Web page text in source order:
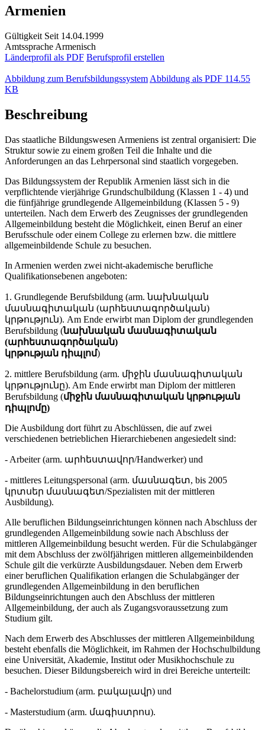
Armenien
Gültigkeit Seit 14.04.1999
Amtssprache Armenisch
Länderprofil als PDF Berufsprofil erstellen
Abbildung zum Berufsbildungssystem Abbildung als PDF 114.55
KB
Beschreibung
Das staatliche Bildungswesen Armeniens ist zentral organisiert: Die
Struktur sowie zu einem großen Teil die Inhalte und die
Anforderungen an das Lehrpersonal sind staatlich vorgegeben.
Das Bildungssystem der Republik Armenien lässt sich in die
verpflichtende vierjährige Grundschulbildung (Klassen 1 - 4) und
die fünfjährige grundlegende Allgemeinbildung (Klassen 5 - 9)
unterteilen. Nach dem Erwerb des Zeugnisses der grundlegenden
Allgemeinbildung besteht die Möglichkeit, einen Beruf an einer
Berufsschule oder einem College zu erlernen bzw. die mittlere
allgemeinbildende Schule zu besuchen.
In Armenien werden zwei nicht-akademische berufliche
Qualifikationsebenen angeboten:
1. Grundlegende Berufsbildung (arm. նախնական
մասնագիտական (արհեստագործական)
կրթություն). Am Ende erwirbt man Diplom der grundlegenden
Berufsbildung (նախնական մասնագիտական
(արհեստագործական)
կրթության դիպլոմ)
2. mittlere Berufsbildung (arm. միջին մասնագիտական
կրթությունը). Am Ende erwirbt man Diplom der mittleren
Berufsbildung (միջին մասնագիտական կրթության
դիպլոմը)
Die Ausbildung dort führt zu Abschlüssen, die auf zwei
verschiedenen betrieblichen Hierarchiebenen angesiedelt sind:
- Arbeiter (arm. արհեստավոր/Handwerker) und
- mittleres Leitungspersonal (arm. մասնագետ, bis 2005
կրտսեր մասնագետ/Spezialisten mit der mittleren
Ausbildung).
Alle beruflichen Bildungseinrichtungen können nach Abschluss der
grundlegenden Allgemeinbildung sowie nach Abschluss der
mittleren Allgemeinbildung besucht werden. Für die Schulabgänger
mit dem Abschluss der zwölfjährigen mittleren allgemeinbildenden
Schule gilt die verkürzte Ausbildungsdauer. Neben dem Erwerb
einer beruflichen Qualifikation erlangen die Schulabgänger der
grundlegenden Allgemeinbildung in den beruflichen
Bildungseinrichtungen auch den Abschluss der mittleren
Allgemeinbildung, der auch als Zugangsvoraussetzung zum
Studium gilt.
Nach dem Erwerb des Abschlusses der mittleren Allgemeinbildung
besteht ebenfalls die Möglichkeit, im Rahmen der Hochschulbildung
eine Universität, Akademie, Institut oder Musikhochschule zu
besuchen. Dieser Bildungsbereich wird in drei Bereiche unterteilt:
- Bachelorstudium (arm. բակալավր) und
- Masterstudium (arm. մագիստրոս).